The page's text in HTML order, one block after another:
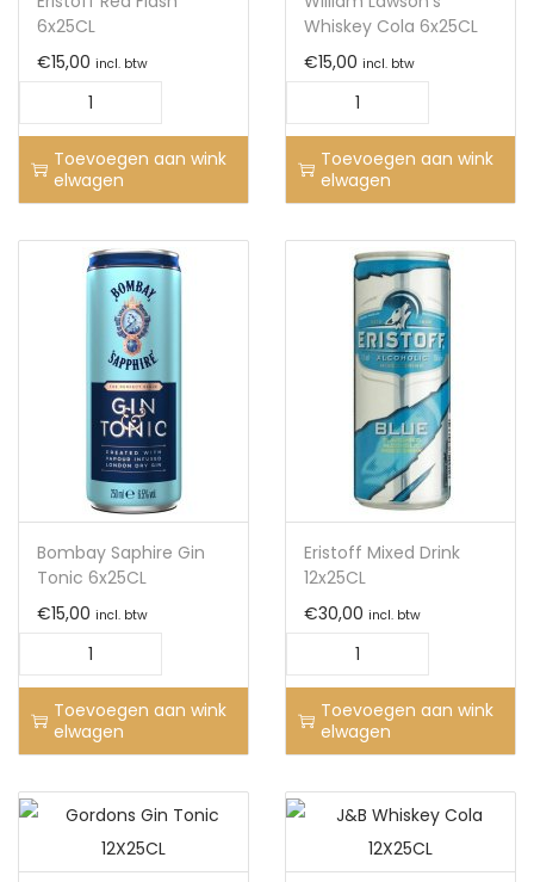
6x25CL
€15,00 incl. btw
Toevoegen aan wink
elwagen
Whiskey Cola 6x25CL
€15,00 incl. btw
Toevoegen aan wink
elwagen
Bombay Saphire Gin
Tonic 6x25CL
€15,00 incl. btw
Toevoegen aan wink
elwagen
Eristoff Mixed Drink
12x25CL
€30,00 incl. btw
Toevoegen aan wink
elwagen